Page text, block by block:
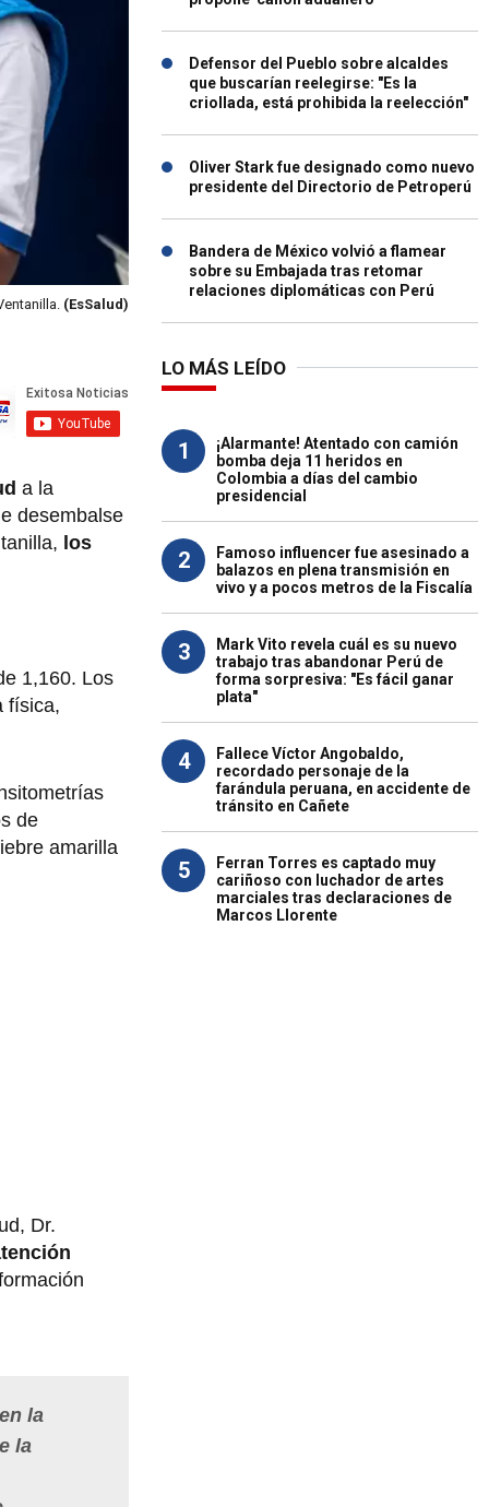
(EsSalud)
a la
desembalse
los
1,160. Los
física,
de
amarilla
Dr.
la
la
Defensor del Pueblo sobre alcaldes
que buscarían reelegirse: "Es la
criollada, está prohibida la reelección"
Oliver Stark fue designado como nuevo
presidente del Directorio de Petroperú
Bandera de México volvió a flamear
sobre su Embajada tras retomar
relaciones diplomáticas con Perú
LO MÁS LEÍDO
1
¡Alarmante! Atentado con camión
bomba deja 11 heridos en
Colombia a días del cambio
presidencial
2
Famoso influencer fue asesinado a
balazos en plena transmisión en
vivo y a pocos metros de la Fiscalía
3
Mark Vito revela cuál es su nuevo
trabajo tras abandonar Perú de
forma sorpresiva: "Es fácil ganar
plata"
4
Fallece Víctor Angobaldo,
recordado personaje de la
farándula peruana, en accidente de
tránsito en Cañete
5
Ferran Torres es captado muy
cariñoso con luchador de artes
marciales tras declaraciones de
Marcos Llorente